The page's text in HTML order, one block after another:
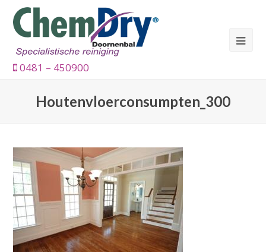
0481 – 450900
Houtenvloerconsumpten_300